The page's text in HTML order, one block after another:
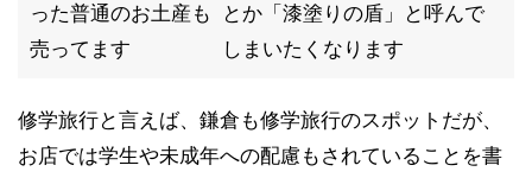
った普通のお土産も
売ってます
とか「漆塗りの盾」と呼んで
しまいたくなります
修学旅行と言えば、鎌倉も修学旅行のスポットだが、
お店では学生や未成年への配慮もされていることを書